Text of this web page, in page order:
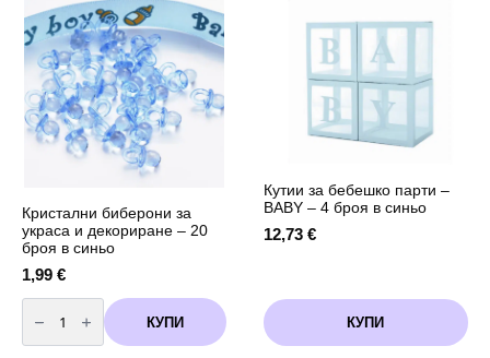
Кристални биберони за
украса и декориране – 20
броя в синьо
1,99 €
количество
за
Кристални
биберони
КУПИ
Кутии за бебешко парти –
BABY – 4 броя в синьо
12,73 €
КУПИ